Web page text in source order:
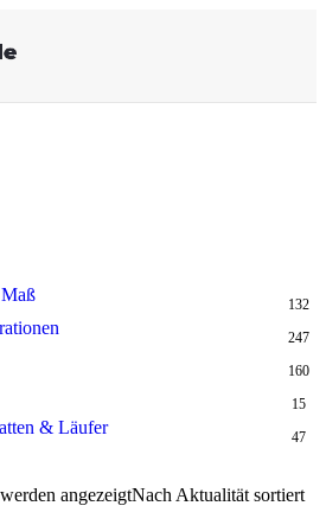
132
247
160
15
& Läufer 47
angezeigtNach Aktualität sortiert